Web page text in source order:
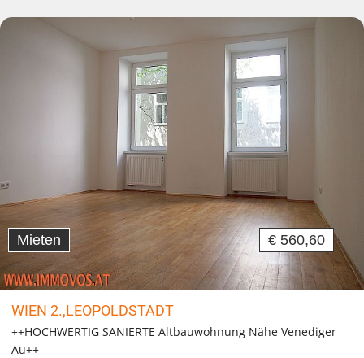
Mieten € 560,60
WIEN 2.,LEOPOLDSTADT
++HOCHWERTIG SANIERTE Altbauwohnung Nähe Venediger
Au++